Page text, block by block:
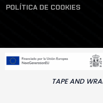
POLÍTICA DE COOKIES
TAPE AND